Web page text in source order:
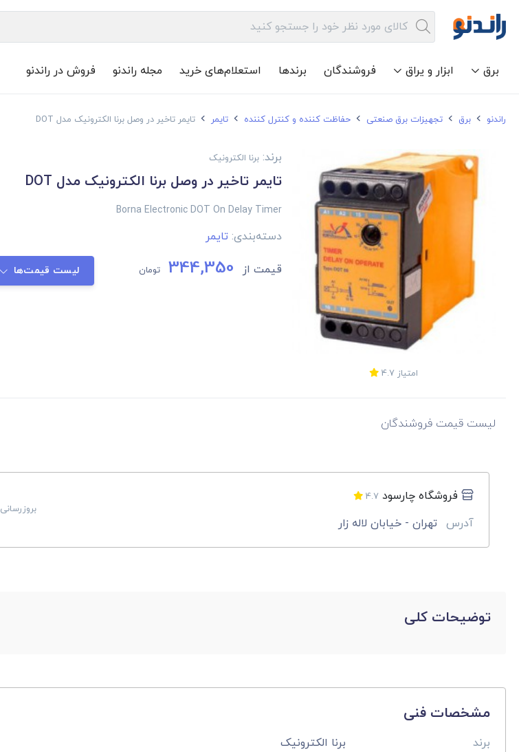
برق ابزار و یراق فروشندگان برندها استعلام‌های خرید مجله راندنو فروش در راندنو
راندنو برق تجهیزات برق صنعتی حفاظت کننده و کنترل کننده تایمر تایمر تاخیر در وصل برنا الکترونیک مدل DOT
امتیاز 4.7
برند: برنا الکترونیک
تایمر تاخیر در وصل برنا الکترونیک مدل DOT
Borna Electronic DOT On Delay Timer
دسته‌بندی:تایمر
قیمت از 344,350 تومان لیست قیمت‌ها
لیست قیمت فروشندگان
فروشگاه چارسود 4.7
آدرس تهران - خیابان لاله زار
بروزرسانی 1 ساعت و 34 دقیقه قبل
توضیحات کلی
مشخصات فنی
برند برنا الکترونیک